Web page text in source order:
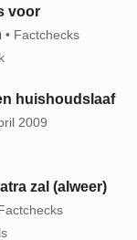
voor
Factchecks
huishoudslaaf
2009
zal (alweer)